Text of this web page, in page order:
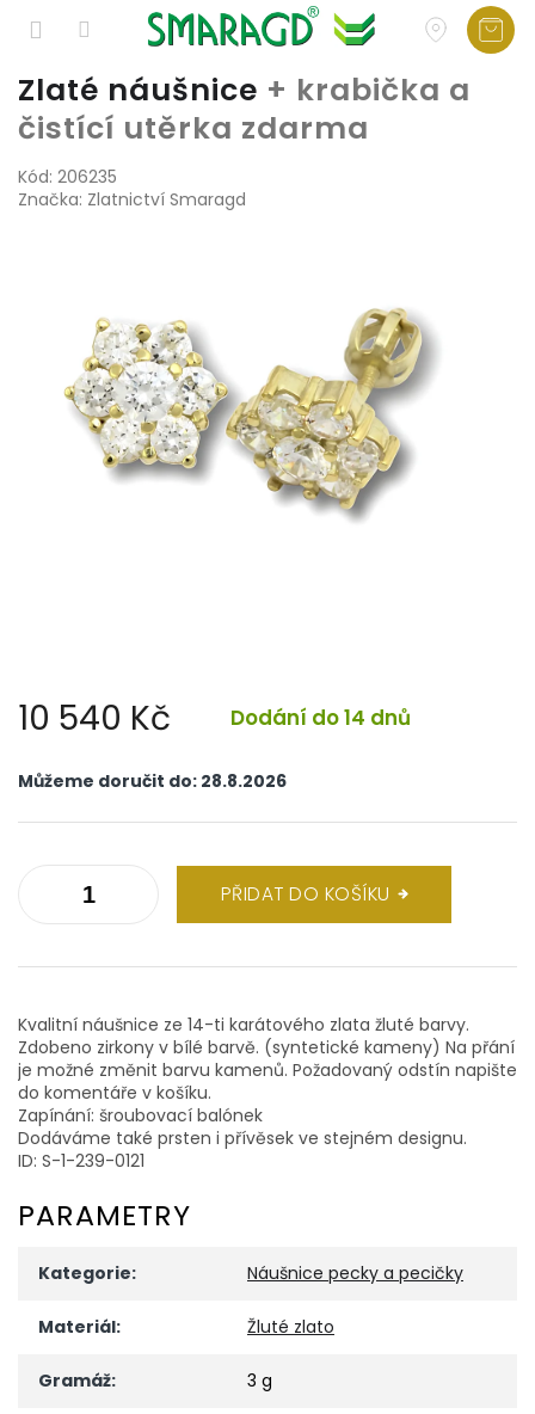
Přejít
na
obsah
Zlaté náušnice + krabička a
čistící utěrka zdarma
Kód: 206235
Značka: Zlatnictví Smaragd
10 540 Kč Dodání do 14 dnů
cena:
Můžeme doručit do: 28.8.2026
PŘIDAT DO KOŠÍKU
Kvalitní náušnice ze 14-ti karátového zlata žluté barvy.
Zdobeno zirkony v bílé barvě. (syntetické kameny) Na přání
je možné změnit barvu kamenů. Požadovaný odstín napište
do komentáře v košíku.
Zapínání: šroubovací balónek
Dodáváme také prsten i přívěsek ve stejném designu.
ID: S-1-239-0121
PARAMETRY
Kategorie: Náušnice pecky a pecičky
Materiál: Žluté zlato
Gramáž: 3 g